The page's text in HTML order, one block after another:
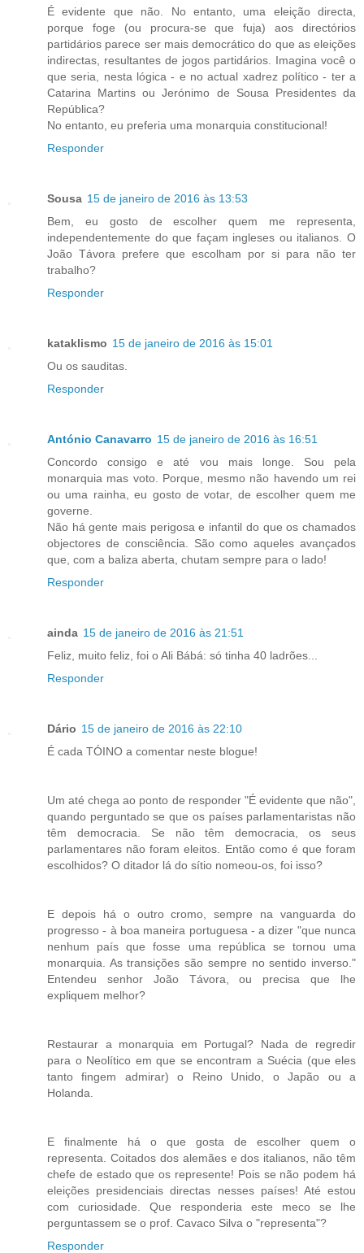
É evidente que não. No entanto, uma eleição directa,
porque foge (ou procura-se que fuja) aos directórios
partidários parece ser mais democrático do que as eleições
indirectas, resultantes de jogos partidários. Imagina você o
que seria, nesta lógica - e no actual xadrez político - ter a
Catarina Martins ou Jerónimo de Sousa Presidentes da
República?
No entanto, eu preferia uma monarquia constitucional!
Responder
Sousa 15 de janeiro de 2016 às 13:53
Bem, eu gosto de escolher quem me representa,
independentemente do que façam ingleses ou italianos. O
João Távora prefere que escolham por si para não ter
trabalho?
Responder
kataklismo 15 de janeiro de 2016 às 15:01
Ou os sauditas.
Responder
António Canavarro 15 de janeiro de 2016 às 16:51
Concordo consigo e até vou mais longe. Sou pela
monarquia mas voto. Porque, mesmo não havendo um rei
ou uma rainha, eu gosto de votar, de escolher quem me
governe.
Não há gente mais perigosa e infantil do que os chamados
objectores de consciência. São como aqueles avançados
que, com a baliza aberta, chutam sempre para o lado!
Responder
ainda 15 de janeiro de 2016 às 21:51
Feliz, muito feliz, foi o Ali Bábá: só tinha 40 ladrões...
Responder
Dário 15 de janeiro de 2016 às 22:10
É cada TÓINO a comentar neste blogue!
Um até chega ao ponto de responder "É evidente que não",
quando perguntado se que os países parlamentaristas não
têm democracia. Se não têm democracia, os seus
parlamentares não foram eleitos. Então como é que foram
escolhidos? O ditador lá do sítio nomeou-os, foi isso?
E depois há o outro cromo, sempre na vanguarda do
progresso - à boa maneira portuguesa - a dizer "que nunca
nenhum país que fosse uma república se tornou uma
monarquia. As transições são sempre no sentido inverso."
Entendeu senhor João Távora, ou precisa que lhe
expliquem melhor?
Restaurar a monarquia em Portugal? Nada de regredir
para o Neolítico em que se encontram a Suécia (que eles
tanto fingem admirar) o Reino Unido, o Japão ou a
Holanda.
E finalmente há o que gosta de escolher quem o
representa. Coitados dos alemães e dos italianos, não têm
chefe de estado que os represente! Pois se não podem há
eleições presidenciais directas nesses países! Até estou
com curiosidade. Que responderia este meco se lhe
perguntassem se o prof. Cavaco Silva o "representa"?
Responder